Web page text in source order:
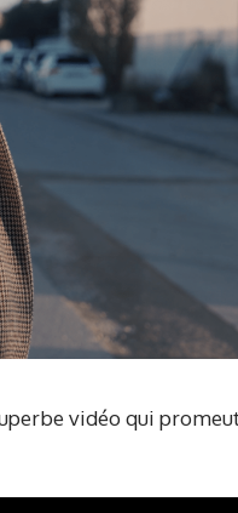
vidéo qui